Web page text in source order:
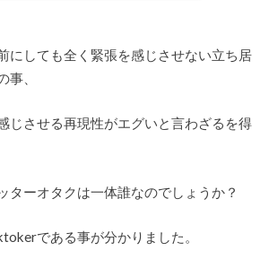
にしても全く緊張を感じさせない立ち居
事、
じさせる再現性がエグいと言わざるを得
ターオタクは一体誰なのでしょうか？
である事が分かりました。